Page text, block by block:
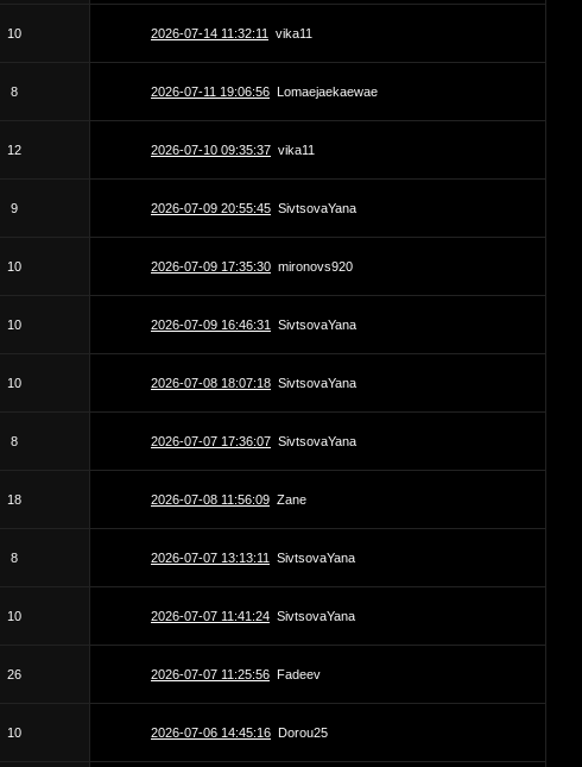
10 2026-07-14 11:32:11 vika11
8 2026-07-11 19:06:56 Lomaejaekaewae
12 2026-07-10 09:35:37 vika11
9 2026-07-09 20:55:45 SivtsovaYana
10 2026-07-09 17:35:30 mironovs920
10 2026-07-09 16:46:31 SivtsovaYana
10 2026-07-08 18:07:18 SivtsovaYana
8 2026-07-07 17:36:07 SivtsovaYana
18 2026-07-08 11:56:09 Zane
8 2026-07-07 13:13:11 SivtsovaYana
10 2026-07-07 11:41:24 SivtsovaYana
26 2026-07-07 11:25:56 Fadeev
10 2026-07-06 14:45:16 Dorou25